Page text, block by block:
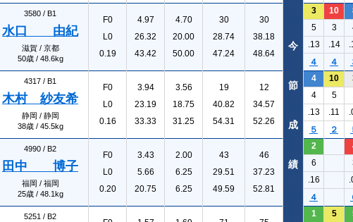
3580 / B1
水口 由紀
滋賀 / 京都
50歳 / 48.6kg
F0
L0
0.19
4.97
26.32
43.42
4.70
20.00
50.00
30
28.74
47.24
30
38.18
48.64
3 10
5 3
.13
.14
４
４
4317 / B1
木村 紗友希
静岡 / 静岡
38歳 / 45.5kg
F0
L0
0.16
3.94
23.19
33.33
3.56
18.75
31.25
19
40.82
54.31
12
34.57
52.26
4 10
4 5
.13
.11
５
２
4990 / B2
田中 博子
福岡 / 福岡
25歳 / 48.1kg
F0
L0
0.20
3.43
5.66
20.75
2.00
6.25
6.25
43
29.51
49.59
46
37.23
52.81
2
6
.16
４
5251 / B2 1 5
今
節
成
績